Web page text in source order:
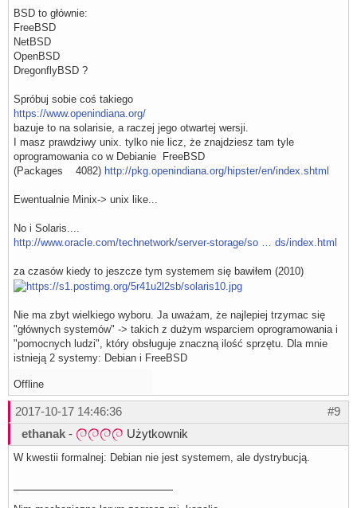
BSD to głównie:
FreeBSD
NetBSD
OpenBSD
DregonflyBSD ?
Spróbuj sobie coś takiego
https://www.openindiana.org/
bazuje to na solarisie, a raczej jego otwartej wersji.
I masz prawdziwy unix. tylko nie licz, że znajdziesz tam tyle
oprogramowania co w Debianie FreeBSD
(Packages 4082) http://pkg.openindiana.org/hipster/en/index.shtml
Ewentualnie Minix-> unix like...
No i Solaris....
http://www.oracle.com/technetwork/server-storage/so … ds/index.html
za czasów kiedy to jeszcze tym systemem się bawiłem (2010)
Nie ma zbyt wielkiego wyboru. Ja uważam, że najlepiej trzymac się
"głównych systemów" -> takich z dużym wsparciem oprogramowania i
"pomocnych ludzi", który obsługuje znaczną ilość sprzętu. Dla mnie
istnieją 2 systemy: Debian i FreeBSD
Offline
#9
2017-10-17 14:46:36
ethanak - Użytkownik
W kwestii formalnej: Debian nie jest systemem, ale dystrybucją.